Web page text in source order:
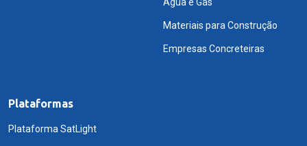
Materiais para Construção
Empresas Concreteiras
Plataformas
Plataforma SatLight